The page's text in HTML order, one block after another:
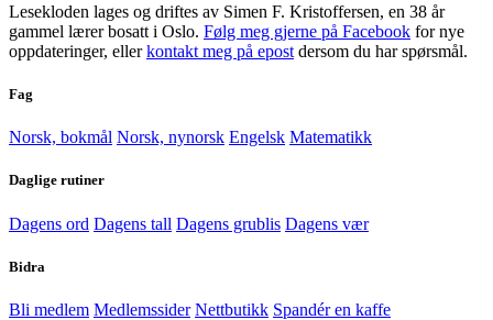
Lesekloden lages og driftes av Simen F. Kristoffersen, en 38 år
gammel lærer bosatt i Oslo. Følg meg gjerne på Facebook for nye
oppdateringer, ellerkontakt meg på epost dersom du har spørsmål.
Fag
Norsk, bokmål Norsk, nynorsk Engelsk Matematikk
Daglige rutiner
Dagens ord Dagens tall Dagens grublis Dagens vær
Bidra
Bli medlem Medlemssider Nettbutikk Spandér en kaffe